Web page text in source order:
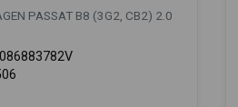
PASSAT B8 (3G2, CB2) 2.0